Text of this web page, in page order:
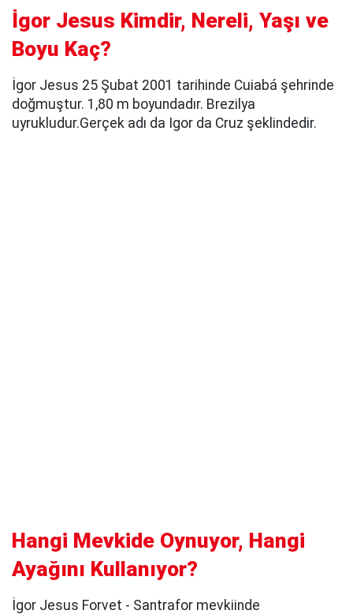
İgor Jesus Kimdir, Nereli, Yaşı ve
Boyu Kaç?
İgor Jesus 25 Şubat 2001 tarihinde Cuiabá şehrinde
doğmuştur. 1,80 m boyundadır. Brezilya
uyrukludur.Gerçek adı da Igor da Cruz şeklindedir.
Hangi Mevkide Oynuyor, Hangi
Ayağını Kullanıyor?
İgor Jesus Forvet - Santrafor mevkiinde